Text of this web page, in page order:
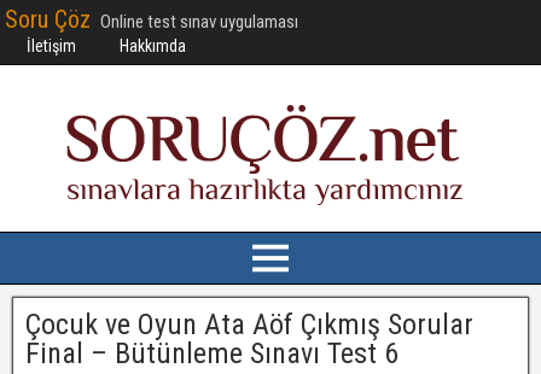
Soru Çöz Online test sınav uygulaması
İletişim Hakkımda
Çocuk ve Oyun Ata Aöf Çıkmış Sorular
Final – Bütünleme Sınavı Test 6